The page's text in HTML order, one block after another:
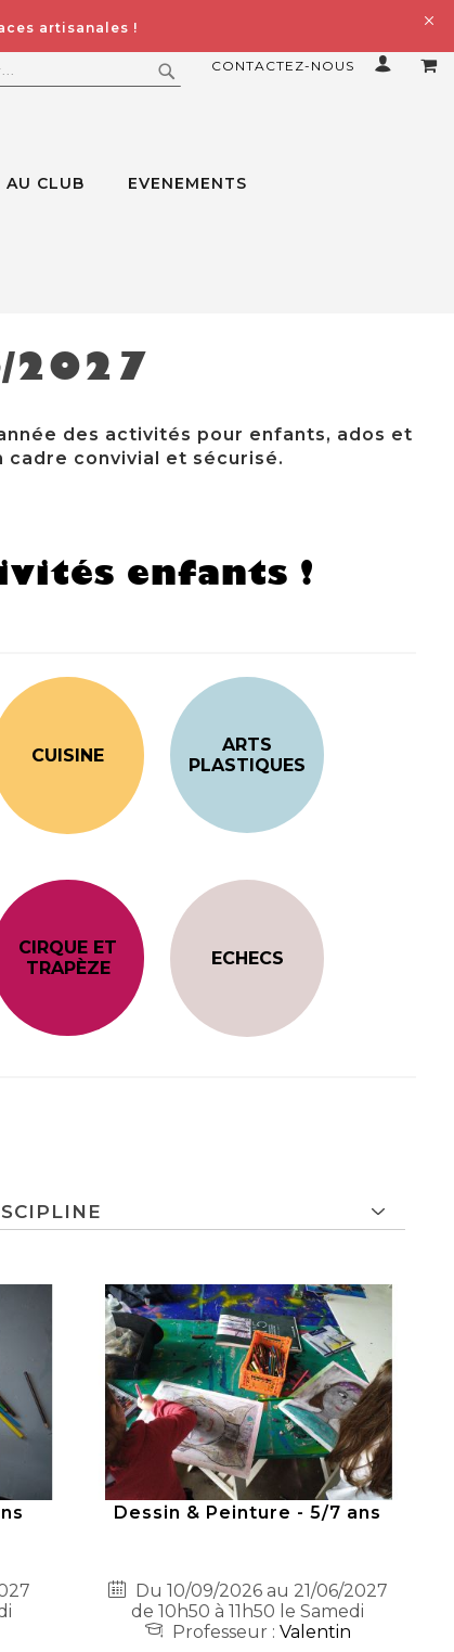
artisanales !
CONTACTEZ-NOUS
AU CLUB EVENEMENTS
2027
des activités pour enfants, ados et
cadre convivial et sécurisé.
enfants !
CUISINE
ARTS
PLASTIQUES
CIRQUE ET
TRAPÈZE
ECHECS
Dessin & Peinture - 5/7 ans
Du 10/09/2026 au 21/06/2027
de 10h50 à 11h50 le Samedi
Professeur : Valentin